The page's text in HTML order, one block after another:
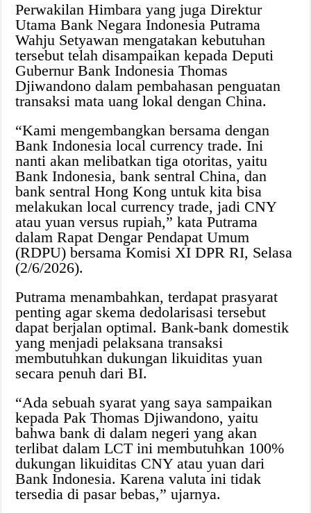
Perwakilan Himbara yang juga Direktur
Utama Bank Negara Indonesia Putrama
Wahju Setyawan mengatakan kebutuhan
tersebut telah disampaikan kepada Deputi
Gubernur Bank Indonesia Thomas
Djiwandono dalam pembahasan penguatan
transaksi mata uang lokal dengan China.
“Kami mengembangkan bersama dengan
Bank Indonesia local currency trade. Ini
nanti akan melibatkan tiga otoritas, yaitu
Bank Indonesia, bank sentral China, dan
bank sentral Hong Kong untuk kita bisa
melakukan local currency trade, jadi CNY
atau yuan versus rupiah,” kata Putrama
dalam Rapat Dengar Pendapat Umum
(RDPU) bersama Komisi XI DPR RI, Selasa
(2/6/2026).
Putrama menambahkan, terdapat prasyarat
penting agar skema dedolarisasi tersebut
dapat berjalan optimal. Bank-bank domestik
yang menjadi pelaksana transaksi
membutuhkan dukungan likuiditas yuan
secara penuh dari BI.
“Ada sebuah syarat yang saya sampaikan
kepada Pak Thomas Djiwandono, yaitu
bahwa bank di dalam negeri yang akan
terlibat dalam LCT ini membutuhkan 100%
dukungan likuiditas CNY atau yuan dari
Bank Indonesia. Karena valuta ini tidak
tersedia di pasar bebas,” ujarnya.